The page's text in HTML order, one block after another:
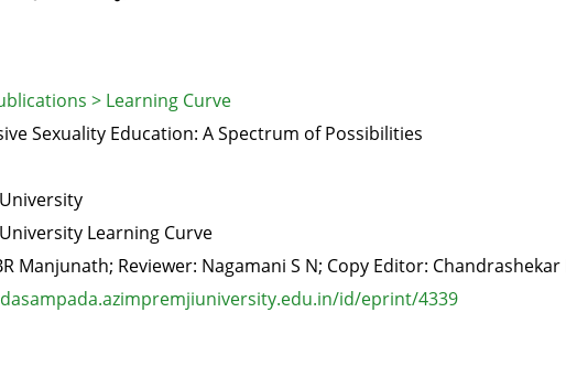
> Learning Curve
Sexuality Education: A Spectrum of Possibilities
Learning Curve
Manjunath; Reviewer: Nagamani S N; Copy Editor:
id/eprint/4339